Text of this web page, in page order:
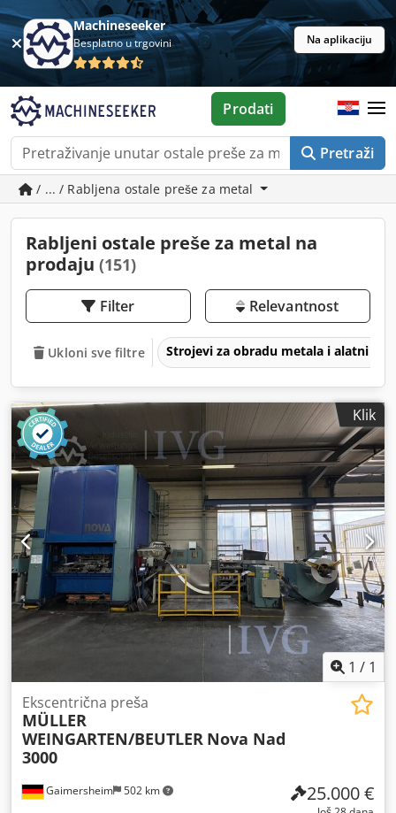
Machineseeker
Besplatno u trgovini Na aplikaciju
Pretraži
Prodati
/ ... / Rabljena ostale preše za metal
Rabljeni ostale preše za metal na
prodaju (151)
Filter Relevantnost
Ukloni sve filtre Strojevi za obradu metala i alatni
Klik
1 / 1
Gaimersheim 502 km
Ekscentrična preša
MÜLLER
WEINGARTEN/BEUTLER Nova Nad
3000
25.000 €